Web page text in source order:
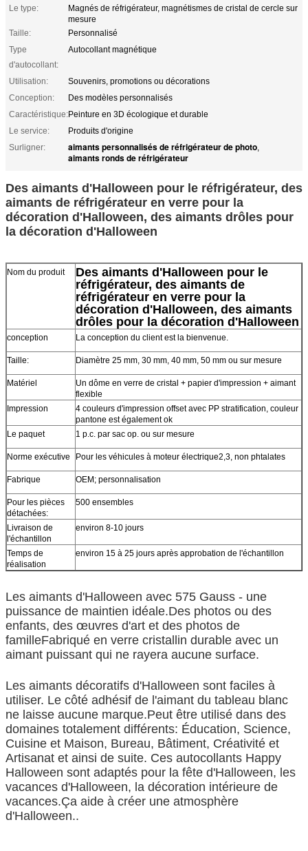
Le type:
Magnés de réfrigérateur, magnétismes de cristal de cercle sur
mesure
Taille:
Personnalisé
Type
d'autocollant:
Autocollant magnétique
Utilisation:
Souvenirs, promotions ou décorations
Conception:
Des modèles personnalisés
Caractéristique:Peinture en 3D écologique et durable
Le service:
Produits d'origine
Surligner:
aimants personnalisés de réfrigérateur de photo,
aimants ronds de réfrigérateur
Des aimants d'Halloween pour le réfrigérateur, des
aimants de réfrigérateur en verre pour la
décoration d'Halloween, des aimants drôles pour
la décoration d'Halloween
Nom du produit
Des aimants d'Halloween pour le
réfrigérateur, des aimants de
réfrigérateur en verre pour la
décoration d'Halloween, des aimants
drôles pour la décoration d'Halloween
conception La conception du client est la bienvenue.
Taille: Diamètre 25 mm, 30 mm, 40 mm, 50 mm ou sur mesure
Matériel
Un dôme en verre de cristal + papier d'impression + aimant
flexible
Impression
4 couleurs d'impression offset avec PP stratification, couleur
pantone est également ok
Le paquet
1 p.c. par sac op. ou sur mesure
Norme exécutive Pour les véhicules à moteur électrique2,3, non phtalates
Fabrique OEM; personnalisation
Pour les pièces
détachées:
500 ensembles
Livraison de
l'échantillon
environ 8-10 jours
Temps de
réalisation
environ 15 à 25 jours après approbation de l'échantillon
Les aimants d'Halloween avec 575 Gauss - une
puissance de maintien idéale.Des photos ou des
enfants, des œuvres d'art et des photos de
familleFabriqué en verre cristallin durable avec un
aimant puissant qui ne rayera aucune surface.
Les aimants décoratifs d'Halloween sont faciles à
utiliser. Le côté adhésif de l'aimant du tableau blanc
ne laisse aucune marque.Peut être utilisé dans des
domaines totalement différents: Éducation, Science,
Cuisine et Maison, Bureau, Bâtiment, Créativité et
Artisanat et ainsi de suite. Ces autocollants Happy
Halloween sont adaptés pour la fête d'Halloween, les
vacances d'Halloween, la décoration intérieure de
vacances.Ça aide à créer une atmosphère
d'Halloween..